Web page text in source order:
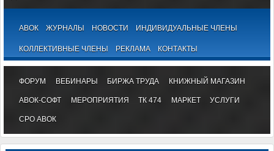
АВОК ЖУРНАЛЫ НОВОСТИ ИНДИВИДУАЛЬНЫЕ ЧЛЕНЫ
КОЛЛЕКТИВНЫЕ ЧЛЕНЫ РЕКЛАМА КОНТАКТЫ
ФОРУМ ВЕБИНАРЫ БИРЖА ТРУДА КНИЖНЫЙ МАГАЗИН
АВОК-СОФТ МЕРОПРИЯТИЯ ТК 474 МАРКЕТ УСЛУГИ
СРО АВОК